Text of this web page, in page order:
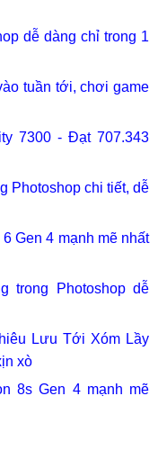
dễ dàng chỉ trong 1
tuần tới, chơi game
7300 - Đạt 707.343
Photoshop chi tiết, dễ
Gen 4 mạnh mẽ nhất
trong Photoshop dễ
Lưu Tới Xóm Lầy
xò
8s Gen 4 mạnh mẽ